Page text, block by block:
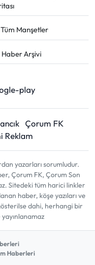
Tüm Manşetler
Haber Arşivi
Çorum FK
Reklam
yazarları sorumludur.
Çorum FK, Çorum Son
Sitedeki tüm harici linkler
haber, köşe yazıları ve
dahi, herhangi bir
Haberleri